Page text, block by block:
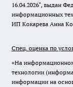
16.04.2026", выдан
информационных
ИП Кокарева Анна
Спец. оценка по
«На
технологии
информации на